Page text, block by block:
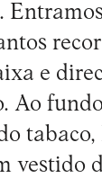
e
Ao
tabaco,
vestido